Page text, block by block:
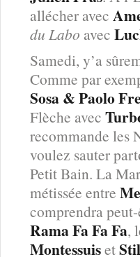
allécher avec
du Labo avec
Samedi, y’a
Comme par
Sosa & Paolo
Flèche avec
recommande les
voulez sauter
Petit Bain. La
métissée entre
comprendra
Rama Fa Fa Fa,
Montessuiset